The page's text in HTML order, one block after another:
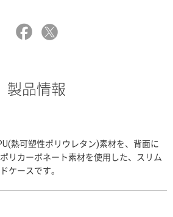
製品情報
熱可塑性ポリウレタン)素材を、背面に
リカーボネート素材を使用した、スリム
ケースです。